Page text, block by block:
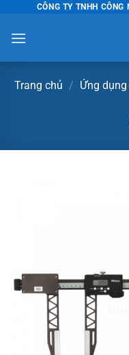
nội
dung
CÔNG TY TNHH
Trang chủ / Ứng dụng